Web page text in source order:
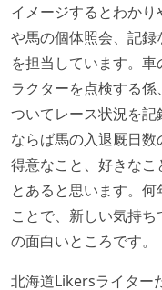
イメージするとわか
や馬の個体照会、記
を担当しています。
ラクターを点検する
ついてレース状況を
ならば馬の入退厩日
得意なこと、好きな
とあると思います。
ことで、新しい気持
の面白いところです。
北海道Likersライター